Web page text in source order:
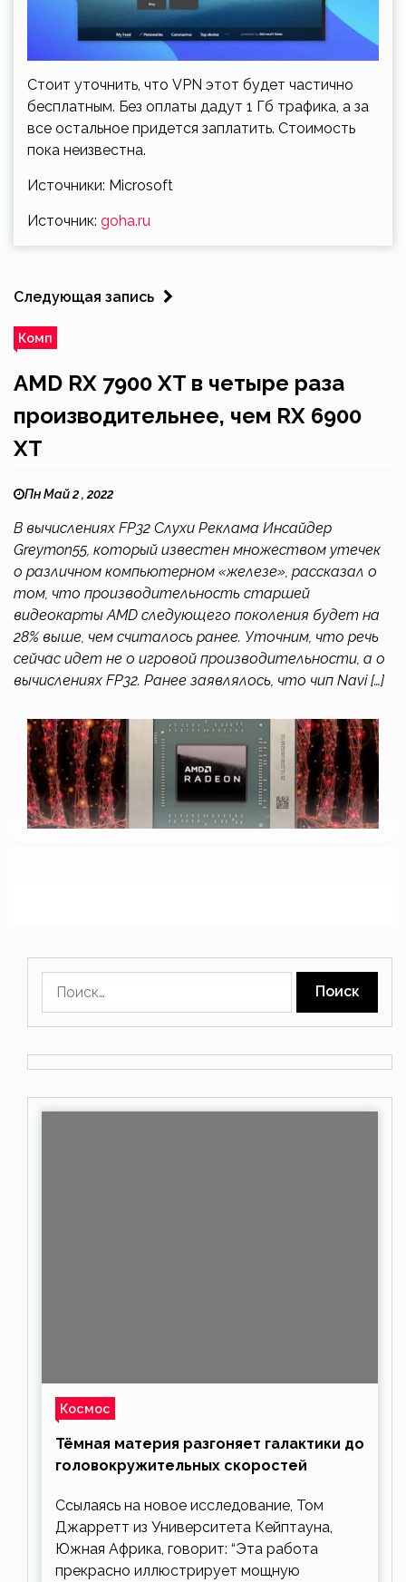
Стоит уточнить, что VPN этот будет частично
бесплатным. Без оплаты дадут 1 Гб трафика, а за
все остальное придется заплатить. Стоимость
пока неизвестна.
Источники: Microsoft
Источник: goha.ru
Следующая запись
Комп
AMD RX 7900 XT в четыре раза
производительнее, чем RX 6900
XT
Пн Май 2 , 2022
В вычислениях FP32 Слухи Реклама Инсайдер
Greymon55, который известен множеством утечек
о различном компьютерном «железе», рассказал о
том, что производительность старшей
видеокарты AMD следующего поколения будет на
28% выше, чем считалось ранее. Уточним, что речь
сейчас идет не о игровой производительности, а о
вычислениях FP32. Ранее заявлялось, что чип Navi […]
Космос
Тёмная материя разгоняет галактики до
головокружительных скоростей
Ссылаясь на новое исследование, Том
Джарретт из Университета Кейптауна,
Южная Африка, говорит: “Эта работа
прекрасно иллюстрирует мощную